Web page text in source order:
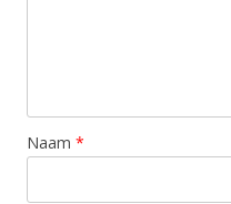
Naam *